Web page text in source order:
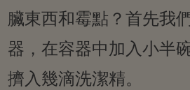
臟東西和霉點？首先我
器，在容器中加入小半
擠入幾滴洗潔精。